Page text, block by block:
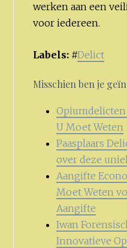
werken aan een
voor iedereen.
Labels: #Delict
Misschien ben je
Opiumdelicten
U Moet Weten
Paasplaars
over deze
Aangifte
Moet Weten
Aangifte
Iwan
Innovatieve